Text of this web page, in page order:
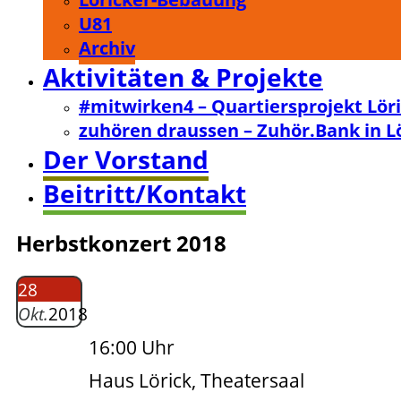
U81
Archiv
Aktivitäten & Projekte
#mitwirken4 – Quartiersprojekt
zuhören draussen – Zuhör.Bank in
Der Vorstand
Beitritt/Kontakt
Herbstkonzert 2018
28
Okt.2018
16:00 Uhr
Haus Lörick, Theatersaal